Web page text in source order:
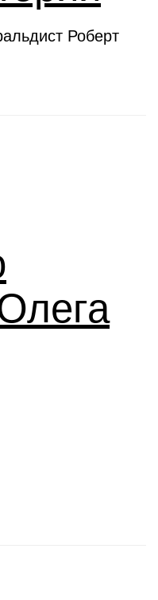
Роберт